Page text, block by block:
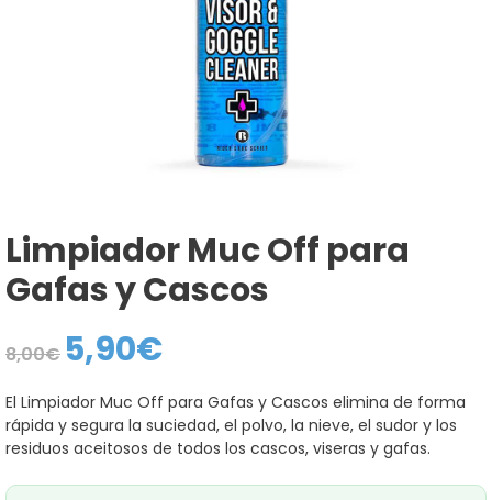
Limpiador Muc Off para
Gafas y Cascos
8,00€
El
precio
era:
8,00€.
5,90€El
precio
es:
5,90€.
El Limpiador Muc Off para Gafas y Cascos elimina de forma
rápida y segura la suciedad, el polvo, la nieve, el sudor y los
residuos aceitosos de todos los cascos, viseras y gafas.